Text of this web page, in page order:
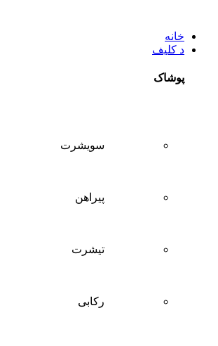
خانه
د کلیف
پوشاک
سويشرت
پیراهن
تيشرت
ركابی